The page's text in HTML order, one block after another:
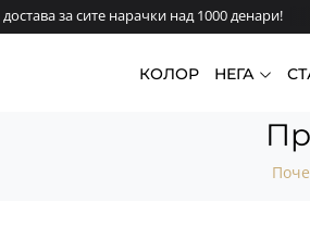
за сите нарачки над 1000 денари!
КОЛОР НЕГА